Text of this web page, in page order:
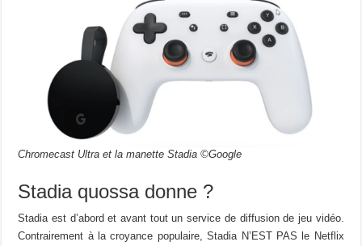
Chromecast Ultra et la manette Stadia ©Google
Stadia quossa donne ?
Stadia est d’abord et avant tout un service de diffusion de jeu vidéo.
Contrairement à la croyance populaire, Stadia N’EST PAS le Netflix